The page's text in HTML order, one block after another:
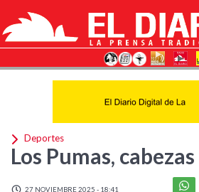
Deportes
Los Pumas,
27 NOVIEMBRE 2025 - 18:41